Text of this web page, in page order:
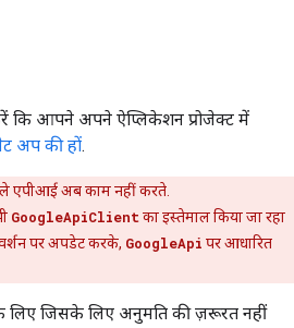
आपने अपने ऐप्लिकेशन प्रोजेक्ट में
अप की हों.
एपीआई अब काम नहीं करते.
GoogleApiClient का इस्तेमाल किया जा रहा
पर अपडेट करके, GoogleApi पर आधारित
जिसके लिए अनुमति की ज़रूरत नहीं